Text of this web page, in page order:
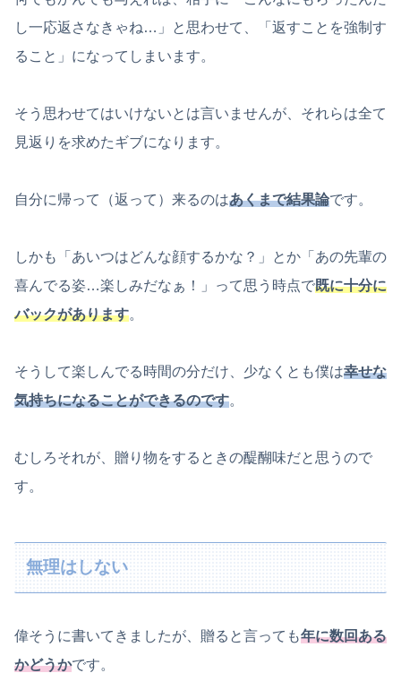
し一応返さなきゃね…」と思わせて、「返すことを強制す
ること」になってしまいます。
そう思わせてはいけないとは言いませんが、それらは全て
見返りを求めたギブになります。
自分に帰って（返って）来るのはあくまで結果論です。
しかも「あいつはどんな顔するかな？」とか「あの先輩の
喜んでる姿…楽しみだなぁ！」って思う時点で既に十分に
バックがあります。
そうして楽しんでる時間の分だけ、少なくとも僕は幸せな
気持ちになることができるのです。
むしろそれが、贈り物をするときの醍醐味だと思うので
す。
無理はしない
偉そうに書いてきましたが、贈ると言っても年に数回ある
かどうかです。